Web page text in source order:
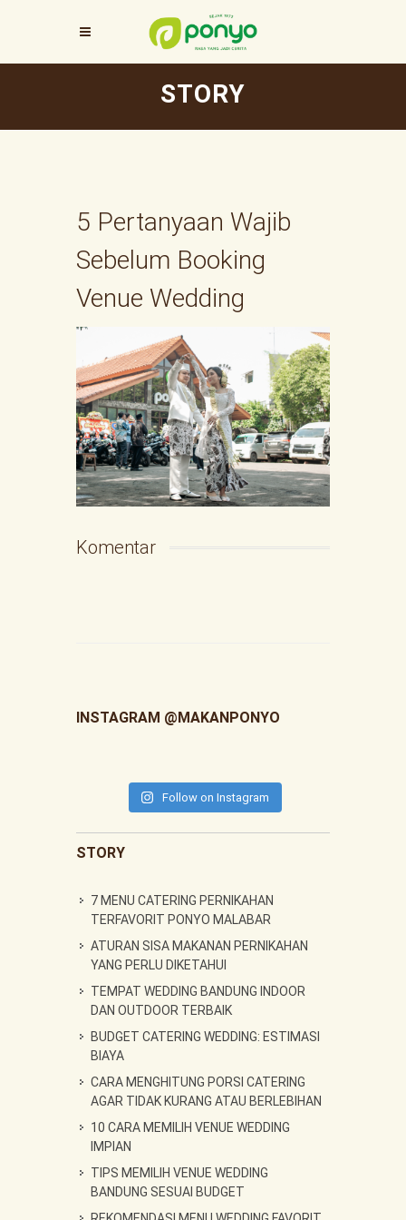
STORY
5 Pertanyaan Wajib
Sebelum Booking
Venue Wedding
Komentar
INSTAGRAM @MAKANPONYO
Follow on Instagram
STORY
7 MENU CATERING PERNIKAHAN
TERFAVORIT PONYO MALABAR
ATURAN SISA MAKANAN PERNIKAHAN
YANG PERLU DIKETAHUI
TEMPAT WEDDING BANDUNG INDOOR
DAN OUTDOOR TERBAIK
BUDGET CATERING WEDDING: ESTIMASI
BIAYA
CARA MENGHITUNG PORSI CATERING
AGAR TIDAK KURANG ATAU BERLEBIHAN
10 CARA MEMILIH VENUE WEDDING
IMPIAN
TIPS MEMILIH VENUE WEDDING
BANDUNG SESUAI BUDGET